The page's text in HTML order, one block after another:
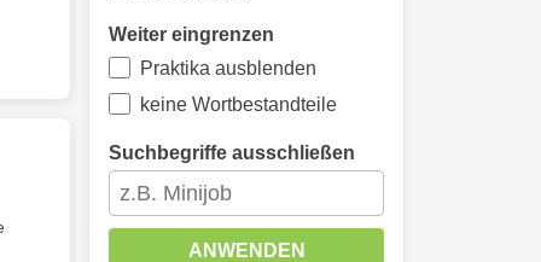
Weiter eingrenzen
Praktika ausblenden
keine Wortbestandteile
Suchbegriffe ausschließen
ANWENDEN